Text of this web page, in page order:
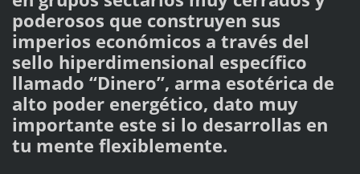
poderosos que construyen sus
imperios económicos a través del
sello hiperdimensional específico
llamado “Dinero”, arma esotérica de
alto poder energético, dato muy
importante este si lo desarrollas en
tu mente flexiblemente.